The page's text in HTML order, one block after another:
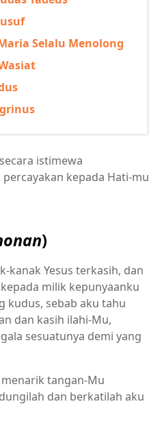
Selalu Menolong
istimewa
kepada Hati-mu
)
kanak Yesus terkasih, dan
milik kepunyaanku
kudus, sebab aku tahu
dan kasih ilahi-Mu,
sesuatunya demi yang
tangan-Mu
dan berkatilah aku